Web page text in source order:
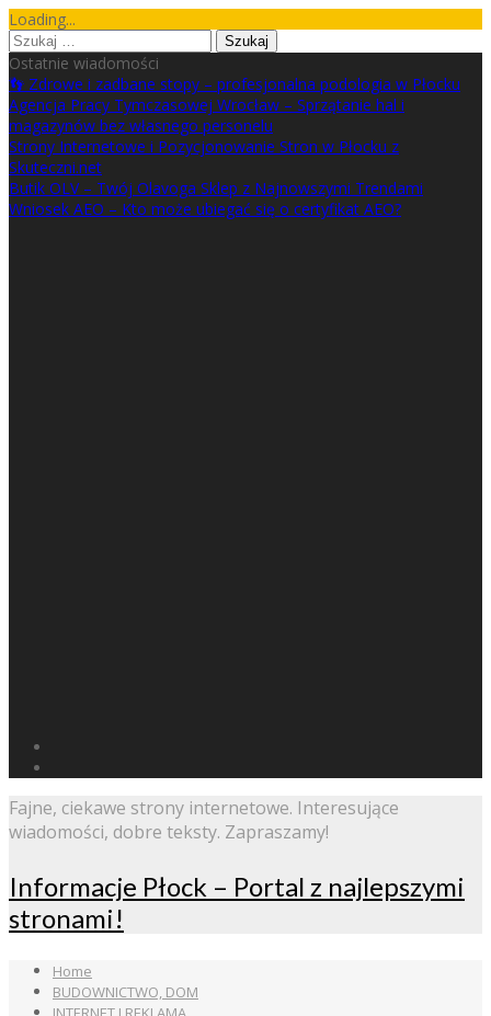
Skip
to
content
Loading...
Szukaj:
Ostatnie wiadomości
👣 Zdrowe i zadbane stopy – profesjonalna podologia w Płocku
Agencja Pracy Tymczasowej Wrocław – Sprzątanie hal i
magazynów bez własnego personelu
Strony Internetowe i Pozycjonowanie Stron w Płocku z
Skuteczni.net
Butik OLV – Twój Olavoga Sklep z Najnowszymi Trendami
Wniosek AEO – Kto może ubiegać się o certyfikat AEO?
Fajne, ciekawe strony internetowe. Interesujące
wiadomości, dobre teksty. Zapraszamy!
Informacje Płock – Portal z najlepszymi
stronami!
Home
BUDOWNICTWO, DOM